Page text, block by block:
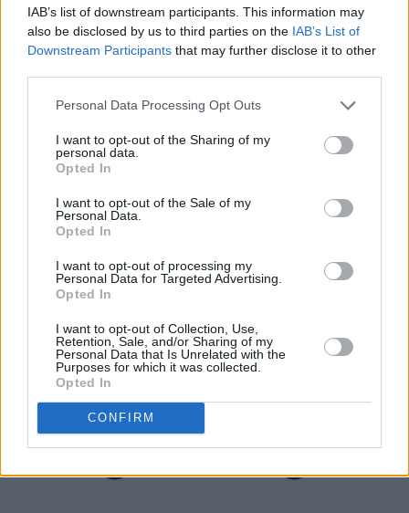
IAB’s list of downstream participants. This information may
also be disclosed by us to third parties on the IAB’s List of
Downstream Participants that may further disclose it to other
Personal Data Processing Opt Outs
I want to opt-out of the Sharing of my
personal data.
Opted In
I want to opt-out of the Sale of my
Personal Data.
Opted In
I want to opt-out of processing my
Personal Data for Targeted Advertising.
Opted In
I want to opt-out of Collection, Use,
Retention, Sale, and/or Sharing of my
Personal Data that Is Unrelated with the
Purposes for which it was collected.
Opted In
CONFIRM